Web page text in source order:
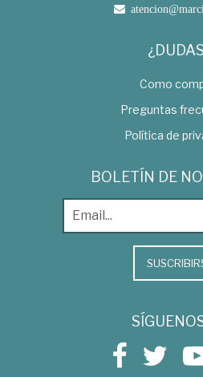
Como
Preguntas
Política de
BOLETÍN DE